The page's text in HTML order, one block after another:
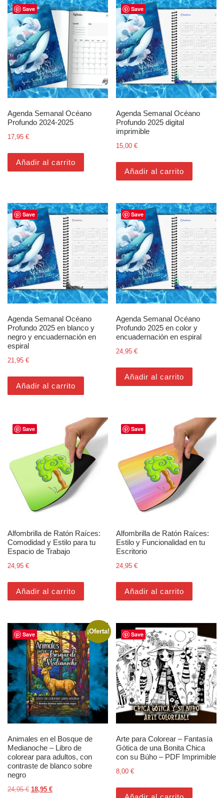
Save
Agenda Semanal Océano
Profundo 2024-2025
17,95 €
Añadir al carrito
Save
Agenda Semanal Océano
Profundo 2025 digital
imprimible
15,00€
Añadir al carrito
Save
Agenda Semanal Océano
Profundo 2025 en blanco y
negro y encuadernación en
espiral
21,95 €
Añadir al carrito
Save
Agenda Semanal Océano
Profundo 2025 en color y
encuadernación en espiral
24,95€
Añadir al carrito
Save
Alfombrilla de Ratón Raíces:
Comodidad y Estilo para tu
Espacio de Trabajo
24,95 €
Añadir al carrito
Save
Alfombrilla de Ratón Raíces:
Estilo y Funcionalidad en tu
Escritorio
24,95€
Añadir al carrito
Save ¡Oferta!
Animales en el Bosque de
Medianoche – Libro de
colorear para adultos, con
contraste de blanco sobre
negro
24,95€ El precio original era: 24,95 €.
18,95 €El precio actual es: 18,95 €.
Save
Arte para Colorear – Fantasía
Gótica de una Bonita Chica
con su Búho – PDF Imprimible
8,00€